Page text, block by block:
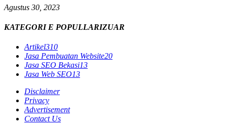
Agustus 30, 2023
KATEGORI E POPULLARIZUAR
Artikel310
Jasa Pembuatan Website20
Jasa SEO Bekasi13
Jasa Web SEO13
Disclaimer
Privacy
Advertisement
Contact Us